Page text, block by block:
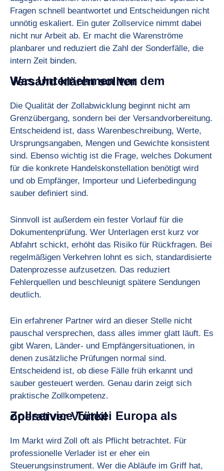
Fragen schnell beantwortet und Entscheidungen nicht
unnötig eskaliert. Ein guter Zollservice nimmt dabei
nicht nur Arbeit ab. Er macht die Warenströme
planbarer und reduziert die Zahl der Sonderfälle, die
intern Zeit binden.
Was Unternehmen vor dem Versand klären sollten
Die Qualität der Zollabwicklung beginnt nicht am
Grenzübergang, sondern bei der Versandvorbereitung.
Entscheidend ist, dass Warenbeschreibung, Werte,
Ursprungsangaben, Mengen und Gewichte konsistent
sind. Ebenso wichtig ist die Frage, welches Dokument
für die konkrete Handelskonstellation benötigt wird
und ob Empfänger, Importeur und Lieferbedingung
sauber definiert sind.
Sinnvoll ist außerdem ein fester Vorlauf für die
Dokumentenprüfung. Wer Unterlagen erst kurz vor
Abfahrt schickt, erhöht das Risiko für Rückfragen. Bei
regelmäßigen Verkehren lohnt es sich, standardisierte
Datenprozesse aufzusetzen. Das reduziert
Fehlerquellen und beschleunigt spätere Sendungen
deutlich.
Ein erfahrener Partner wird an dieser Stelle nicht
pauschal versprechen, dass alles immer glatt läuft. Es
gibt Waren, Länder- und Empfängersituationen, in
denen zusätzliche Prüfungen normal sind.
Entscheidend ist, ob diese Fälle früh erkannt und
sauber gesteuert werden. Genau darin zeigt sich
praktische Zollkompetenz.
Zollservice Türkei Europa als operativer Vorteil
Im Markt wird Zoll oft als Pflicht betrachtet. Für
professionelle Verlader ist er eher ein
Steuerungsinstrument. Wer die Abläufe im Griff hat,